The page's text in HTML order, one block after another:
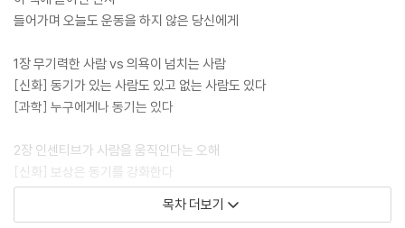
특히 이 책의 백미는 마지막 ‘나가며’에 수록된 “동기흐름도”다. 에너지가
따라 예/아니오로 답을 따라가다 보면, 지금 나에게 필요한 것이 무엇인지
정확히 짚어낼 수 있다. 자신뿐 아니라 타인에게 시뮬레이션해볼 수 있는
생생한 사례들이 실려 있어 일상에 적용하기 편리하다.
동기는 생겨서 행동하는 것이 아니라, 행동하기 때문에 생기는 것이다. 따
라서 동기를 기다리지 말고 ‘작은 실행’을 시작해야 한다고 저자들은 말한
다. 독자는 이 책으로 동기가 부여될 때까지 기다리는 수동적인 태도에서
벗어나, 일단 행동함으로써 동기를 스스로 만들어가는 인생의 주도권을 거
들어가며 오늘도 운동을 하지 않은 당신에게
1장 무기력한 사람 vs 의욕이 넘치는 사람
[신화] 동기가 있는 사람도 있고 없는 사람도 있다
[과학] 누구에게나 동기는 있다
2장 인센티브가 사람을 움직인다는 오해
[신화] 보상은 동기를 강화한다
[과학] 보상은 엄청나게 많은 역효과를 가져온다
목차 더보기